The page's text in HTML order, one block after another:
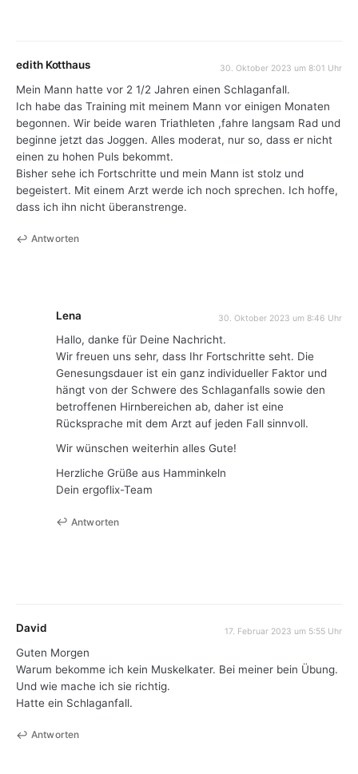
edith Kotthaus 30. Oktober 2023 um 8:01 Uhr
Mein Mann hatte vor 2 1/2 Jahren einen Schlaganfall.
Ich habe das Training mit meinem Mann vor einigen Monaten
begonnen. Wir beide waren Triathleten ,fahre langsam Rad und
beginne jetzt das Joggen. Alles moderat, nur so, dass er nicht
einen zu hohen Puls bekommt.
Bisher sehe ich Fortschritte und mein Mann ist stolz und
begeistert. Mit einem Arzt werde ich noch sprechen. Ich hoffe,
dass ich ihn nicht überanstrenge.
Antworten
Lena 30. Oktober 2023 um 8:46 Uhr
Hallo, danke für Deine Nachricht.
Wir freuen uns sehr, dass Ihr Fortschritte seht. Die
Genesungsdauer ist ein ganz individueller Faktor und
hängt von der Schwere des Schlaganfalls sowie den
betroffenen Hirnbereichen ab, daher ist eine
Rücksprache mit dem Arzt auf jeden Fall sinnvoll.
Wir wünschen weiterhin alles Gute!
Herzliche Grüße aus Hamminkeln
Dein ergoflix-Team
Antworten
David 17. Februar 2023 um 5:55 Uhr
Guten Morgen
Warum bekomme ich kein Muskelkater. Bei meiner bein Übung.
Und wie mache ich sie richtig.
Hatte ein Schlaganfall.
Antworten